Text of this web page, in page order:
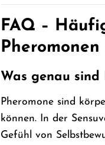
FAQ –
Was genau sind
Pheromone sind
können. In der
Gefühl von